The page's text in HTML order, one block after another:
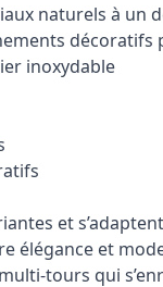
naturels à un
inoxydable
et
élégance et
tours qui